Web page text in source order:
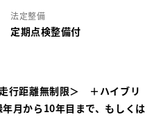
法定整備
定期点検整備付
行距離無制限＞ ＋ハイブリ
月から10年目まで、もしくは